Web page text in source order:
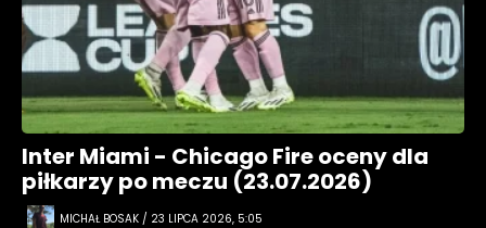
Inter Miami - Chicago Fire oceny dla
piłkarzy po meczu (23.07.2026)
MICHAŁ BOSAK / 23 LIPCA 2026, 5:05